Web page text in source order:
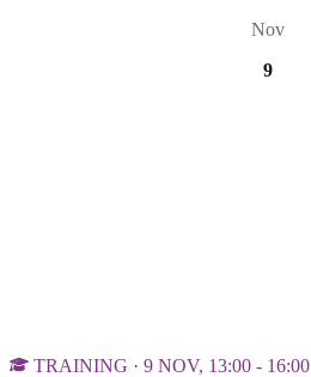
Nov
9
TRAINING · 9 NOV, 13:00 - 16:00